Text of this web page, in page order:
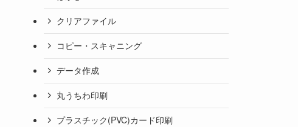
クリアファイル
コピー・スキャニング
データ作成
丸うちわ印刷
プラスチック(PVC)カード印刷